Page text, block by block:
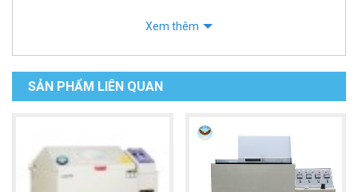
Xem thêm
SẢN PHẨM LIÊN QUAN